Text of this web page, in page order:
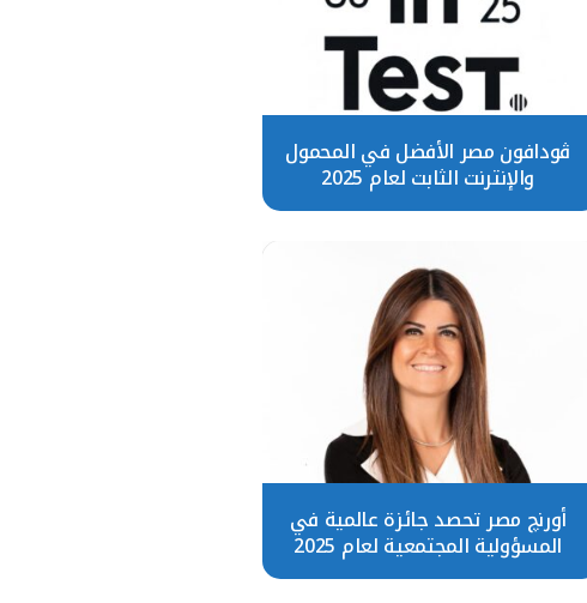
ڤودافون مصر الأفضل في المحمول
والإنترنت الثابت لعام 2025
أورنچ مصر تحصد جائزة عالمية في
المسؤولية المجتمعية لعام 2025